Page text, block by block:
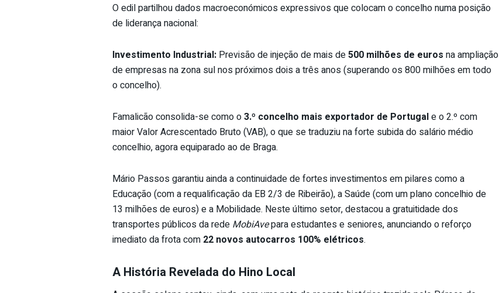
O edil partilhou dados macroeconómicos expressivos que colocam o concelho numa posição
de liderança nacional:
Investimento Industrial: Previsão de injeção de mais de500 milhões de euros na ampliação
de empresas na zona sul nos próximos dois a três anos (superando os 800 milhões em todo
o concelho).
Famalicão consolida-se como o3.º concelho mais exportador de Portugale o 2.º com
maior Valor Acrescentado Bruto (VAB), o que se traduziu na forte subida do salário médio
concelhio, agora equiparado ao de Braga.
Mário Passos garantiu ainda a continuidade de fortes investimentos em pilares como a
Educação (com a requalificação da EB 2/3 de Ribeirão), a Saúde (com um plano concelhio de
13 milhões de euros) e a Mobilidade. Neste último setor, destacou a gratuitidade dos
transportes públicos da rede MobiAvepara estudantes e seniores, anunciando o reforço
imediato da frota com 22 novos autocarros 100% elétricos.
A História Revelada do Hino Local